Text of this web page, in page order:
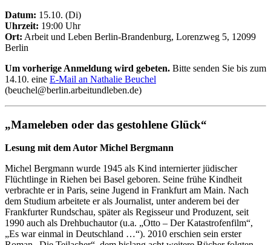
Datum: 15.10. (Di)
Uhrzeit: 19:00 Uhr
Ort: Arbeit und Leben Berlin-Brandenburg, Lorenzweg 5, 12099
Berlin
Um vorherige Anmeldung wird gebeten. Bitte senden Sie bis zum
14.10. eine E-Mail an Nathalie Beuchel
(beuchel@berlin.arbeitundleben.de)
„Mameleben oder das gestohlene Glück“
Lesung mit dem Autor Michel Bergmann
Michel Bergmann wurde 1945 als Kind internierter jüdischer
Flüchtlinge in Riehen bei Basel geboren. Seine frühe Kindheit
verbrachte er in Paris, seine Jugend in Frankfurt am Main. Nach
dem Studium arbeitete er als Journalist, unter anderem bei der
Frankfurter Rundschau, später als Regisseur und Produzent, seit
1990 auch als Drehbuchautor (u.a. „Otto – Der Katastrofenfilm“,
„Es war einmal in Deutschland …“). 2010 erschien sein erster